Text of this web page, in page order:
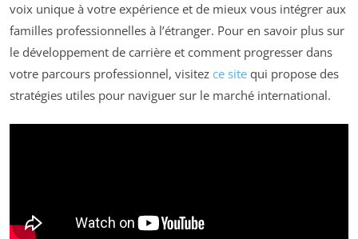
voix unique à votre expérience et de mieux vous intégrer aux
familles professionnelles à l’étranger. Pour en savoir plus sur
le développement de carrière et comment progresser dans
votre parcours professionnel, visitez ce site qui propose des
stratégies utiles pour naviguer sur le marché international.